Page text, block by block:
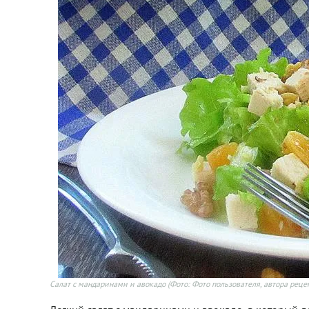
Салат с мандаринами и авокадо(Фото: Фото пользователя, автора